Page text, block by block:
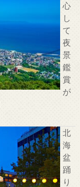
心
し
て
夜
景
鑑
賞
が
北
海
盆
踊
り